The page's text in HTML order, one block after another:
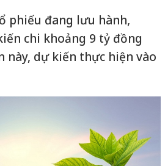
phiếu đang lưu hành,
chi khoảng 9 tỷ đồng
này, dự kiến thực hiện vào